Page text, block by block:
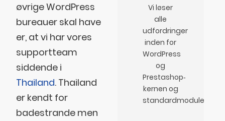
øvrige WordPress
bureauer skal have
er, at vi har vores
supportteam
siddende i
Thailand. Thailand
er kendt for
badestrande men
Vi løser
alle
udfordringer
inden for
WordPress
og
Prestashop‐
kernen og
standardmoduler.